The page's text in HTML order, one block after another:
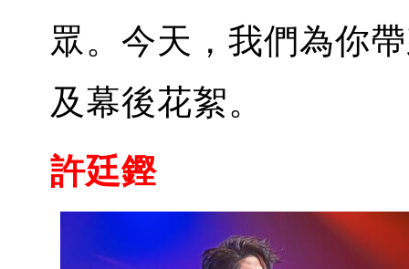
眾。今天，我們為你
及幕後花絮。
許廷鏗